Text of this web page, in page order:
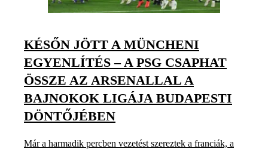
KÉSŐN JÖTT A MÜNCHENI
EGYENLÍTÉS – A PSG CSAPHAT
ÖSSZE AZ ARSENALLAL A
BAJNOKOK LIGÁJA BUDAPESTI
DÖNTŐJÉBEN
Már a harmadik percben vezetést szereztek a franciák, a